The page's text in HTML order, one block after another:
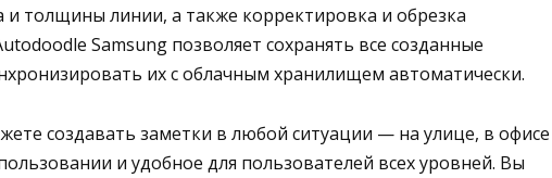
толщины линии, а также корректировка и обрезка
Samsung позволяет сохранять все созданные
их с облачным хранилищем автоматически.
создавать заметки в любой ситуации — на улице, в офисе
и удобное для пользователей всех уровней. Вы